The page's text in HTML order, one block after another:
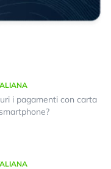
i pagamenti con carta